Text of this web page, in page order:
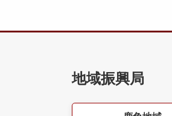
地域振興局